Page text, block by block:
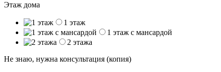
Этаж дома
1 этаж
1 этаж с мансардой
2 этажа
Не знаю, нужна консультация (копия)